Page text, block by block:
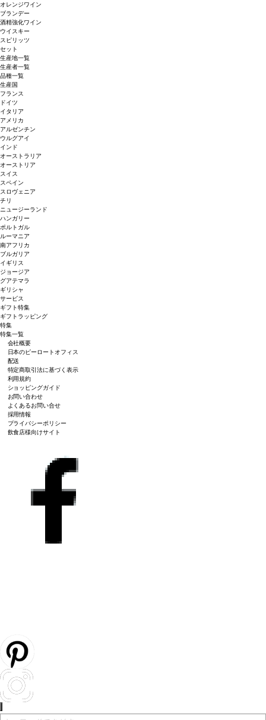
オレンジワイン
ブランデー
酒精強化ワイン
ウイスキー
スピリッツ
セット
生産地一覧
生産者一覧
品種一覧
生産国
フランス
ドイツ
イタリア
アメリカ
アルゼンチン
ウルグアイ
インド
オーストラリア
オーストリア
スイス
スペイン
スロヴェニア
チリ
ニュージーランド
ハンガリー
ポルトガル
ルーマニア
南アフリカ
ブルガリア
イギリス
ジョージア
グアテマラ
ギリシャ
サービス
ギフト特集
ギフトラッピング
特集
特集一覧
会社概要
日本のピーロートオフィス
配送
特定商取引法に基づく表示
利用規約
ショッピングガイド
お問い合わせ
よくあるお問い合せ
採用情報
プライバシーポリシー
飲食店様向けサイト